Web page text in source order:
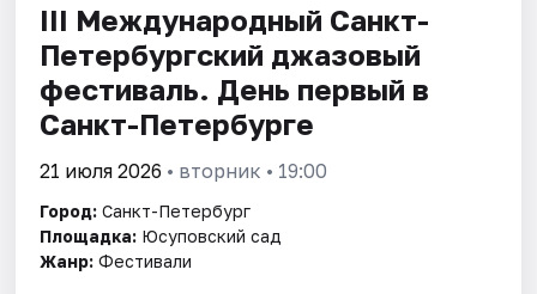
III Международный Санкт-
Петербургский джазовый
фестиваль. День первый в
Санкт-Петербурге
21 июля 2026 • вторник • 19:00
Город: Санкт-Петербург
Площадка: Юсуповский сад
Жанр: Фестивали